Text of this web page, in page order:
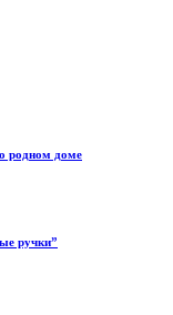
родном доме
ручки”